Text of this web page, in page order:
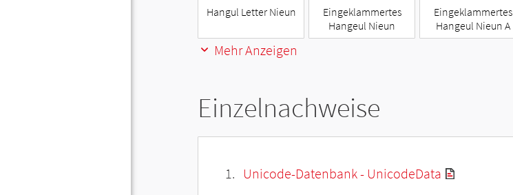
Hangul Letter Nieun
Eingeklammertes
Hangeul Nieun
Eingeklammertes
Hangeul Nieun A
Mehr Anzeigen
Einzelnachweise
Unicode-Datenbank - UnicodeData